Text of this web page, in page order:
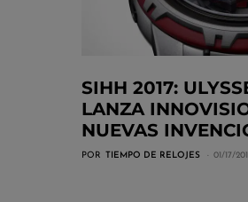
SIHH 2017:
LANZA
NUEVAS
POR TIEMPO DE RELOJES 01/17/